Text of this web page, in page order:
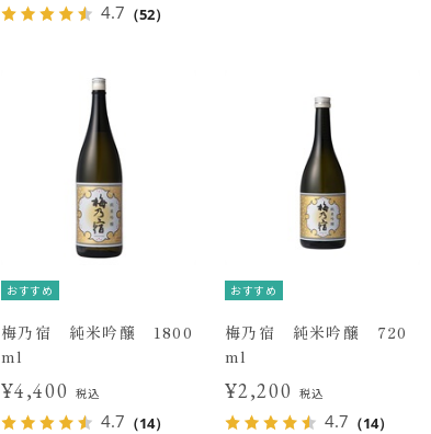
4.7 （52）
おすすめ
梅乃宿 純米吟醸 1800
ml
¥4,400 税込
4.7 （14）
おすすめ
梅乃宿 純米吟醸 720
ml
¥2,200 税込
4.7 （14）